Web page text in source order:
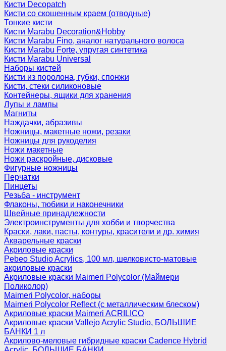
Кисти Decopatch
Кисти со скошенным краем (отводные)
Тонкие кисти
Кисти Marabu Decoration&Hobby
Кисти Marabu Fino, аналог натурального волоса
Кисти Marabu Forte, упругая синтетика
Кисти Marabu Universal
Наборы кистей
Кисти из поролона, губки, спонжи
Кисти, стеки силиконовые
Контейнеры, ящики для хранения
Лупы и лампы
Магниты
Наждачки, абразивы
Ножницы, макетные ножи, резаки
Ножницы для рукоделия
Ножи макетные
Ножи раскройные, дисковые
Фигурные ножницы
Перчатки
Пинцеты
Резьба - инструмент
Флаконы, тюбики и наконечники
Швейные принадлежности
Электроинструменты для хобби и творчества
Краски, лаки, пасты, контуры, красители и др. химия
Акварельные краски
Акриловые краски
Pebeo Studio Acrylics, 100 мл, шелковисто-матовые
акриловые краски
Акриловые краски Maimeri Polycolor (Маймери
Поликолор)
Maimeri Polycolor, наборы
Maimeri Polycolor Reflect (с металлическим блеском)
Акриловые краски Maimeri ACRILICO
Акриловые краски Vallejo Acrylic Studio, БОЛЬШИЕ
БАНКИ 1 л
Акрилово-меловые гибридные краски Cadence Hybrid